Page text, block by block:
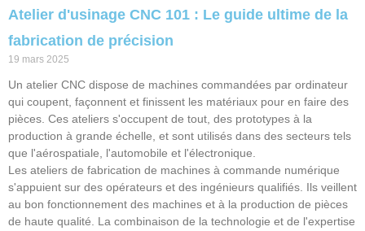
Atelier d'usinage CNC 101 : Le guide ultime de la
fabrication de précision
19 mars 2025
Un atelier CNC dispose de machines commandées par ordinateur
qui coupent, façonnent et finissent les matériaux pour en faire des
pièces. Ces ateliers s'occupent de tout, des prototypes à la
production à grande échelle, et sont utilisés dans des secteurs tels
que l'aérospatiale, l'automobile et l'électronique.
Les ateliers de fabrication de machines à commande numérique
s'appuient sur des opérateurs et des ingénieurs qualifiés. Ils veillent
au bon fonctionnement des machines et à la production de pièces
de haute qualité. La combinaison de la technologie et de l'expertise